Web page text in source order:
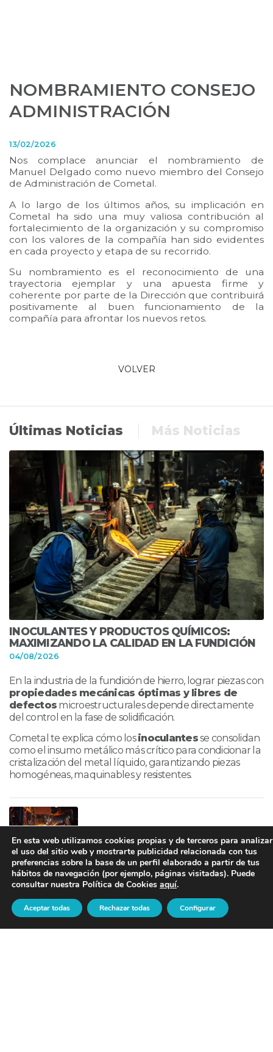
NOMBRAMIENTO CONSEJO
ADMINISTRACIÓN
13/02/2026
Nos complace anunciar el nombramiento de
Manuel Delgado como nuevo miembro del Consejo
de Administración de Cometal.
A lo largo de los últimos años, su implicación en
Cometal ha sido una muy valiosa contribución al
fortalecimiento de la organización y su compromiso
con los valores de la compañía han sido evidentes
en cada proyecto y etapa de su recorrido.
Su nombramiento es el reconocimiento de una
trayectoria ejemplar y una apuesta firme y
coherente por parte de la Dirección que contribuirá
positivamente al buen funcionamiento de la
compañía para afrontar los nuevos retos.
VOLVER
Últimas Noticias Más Noticias
INOCULANTES Y PRODUCTOS QUÍMICOS:
MAXIMIZANDO LA CALIDAD EN LA FUNDICIÓN
04/08/2026
En la industria de la fundición de hierro, lograr piezas con
propiedades mecánicas óptimas y libres de
defectos microestructurales depende directamente
del control en la fase de solidificación.
Cometal te explica cómo losinoculantesse consolidan
como el insumo metálico más crítico para condicionar la
cristalización del metal líquido, garantizando piezas
homogéneas, maquinables y resistentes.
CROMO: PROPIEDADES MECÁNICAS Y SU
PAPEL EN EL ENDURECIMIENTO DEL ACERO
23/07/2026
En esta web utilizamos cookies propias y de terceros para analizar
el uso del sitio web y mostrarte publicidad relacionada con tus
preferencias sobre la base de un perfil elaborado a partir de tus
hábitos de navegación (por ejemplo, páginas visitadas). Puede
consultar nuestra Política de Cookies aquí.
Aceptar todas Rechazar todas Configurar